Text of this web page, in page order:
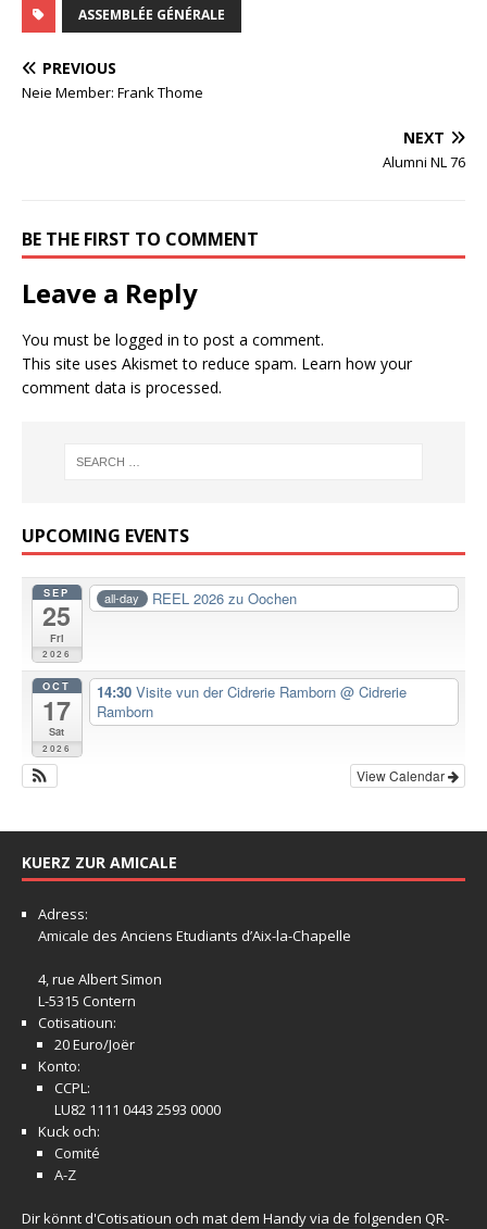
ASSEMBLÉE GÉNÉRALE
PREVIOUS
Neie Member: Frank Thome
NEXT
Alumni NL 76
BE THE FIRST TO COMMENT
Leave a Reply
You must be logged in to post a comment.
This site uses Akismet to reduce spam. Learn how your
comment data is processed.
UPCOMING EVENTS
SEP
25
Fri
2026
all-day REEL 2026 zu Oochen
OCT
17
Sat
2026
14:30 Visite vun der Cidrerie Ramborn @ Cidrerie
Ramborn
View Calendar
KUERZ ZUR AMICALE
Adress:
Amicale des Anciens Etudiants d’Aix-la-Chapelle
4, rue Albert Simon
L-5315 Contern
Cotisatioun:
20 Euro/Joër
Konto:
CCPL:
LU82 1111 0443 2593 0000
Kuck och:
Comité
A-Z
Dir könnt d'Cotisatioun och mat dem Handy via de folgenden QR-